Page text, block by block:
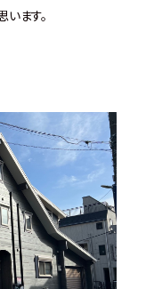
ます。